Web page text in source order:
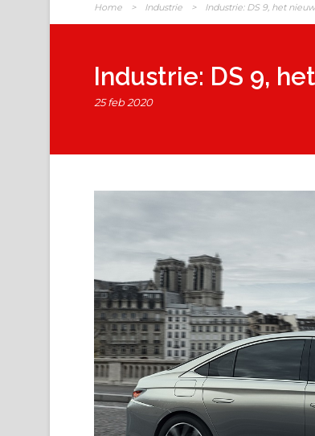
Home > Industrie > Industrie: DS 9, het
Industrie: DS 9,
25 feb 2020